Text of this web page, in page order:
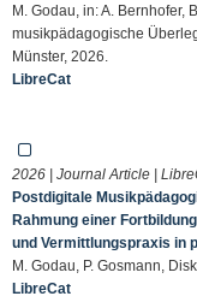
M. Godau, in: A. Bernhofer,
musikpädagogische
Münster, 2026.
LibreCat
2026 | Journal Article |
Postdigitale
Rahmung einer
und Vermittlungspraxis in
M. Godau, P. Gosmann,
LibreCat